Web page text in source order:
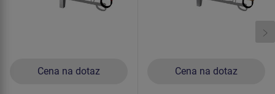
Cena na dotaz Cena na dotaz